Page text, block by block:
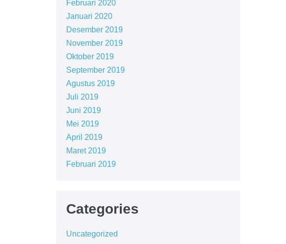
Februari 2020
Januari 2020
Desember 2019
November 2019
Oktober 2019
September 2019
Agustus 2019
Juli 2019
Juni 2019
Mei 2019
April 2019
Maret 2019
Februari 2019
Categories
Uncategorized